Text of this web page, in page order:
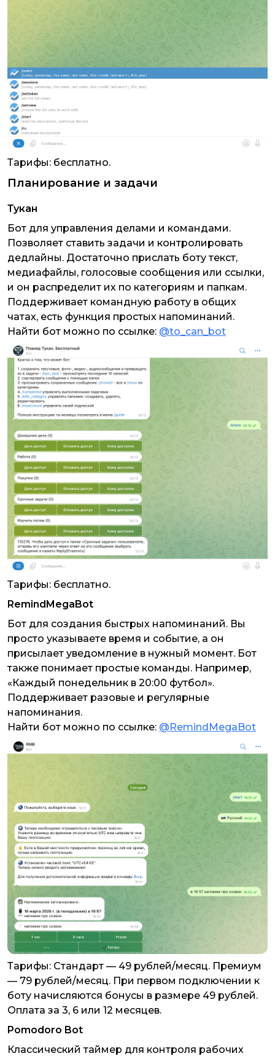
Тарифы: бесплатно.
Планирование и задачи
Тукан
Бот для управления делами и командами.
Позволяет ставить задачи и контролировать
дедлайны. Достаточно прислать боту текст,
медиафайлы, голосовые сообщения или ссылки,
и он распределит их по категориям и папкам.
Поддерживает командную работу в общих
чатах, есть функция простых напоминаний.
Найти бот можно по ссылке: @to_can_bot
Тарифы: бесплатно.
RemindMegaBot
Бот для создания быстрых напоминаний. Вы
просто указываете время и событие, а он
присылает уведомление в нужный момент. Бот
также понимает простые команды. Например,
«Каждый понедельник в 20:00 футбол».
Поддерживает разовые и регулярные
напоминания.
Найти бот можно по ссылке: @RemindMegaBot
Тарифы: Стандарт — 49 рублей/месяц. Премиум
— 79 рублей/месяц. При первом подключении к
боту начисляются бонусы в размере 49 рублей.
Оплата за 3, 6 или 12 месяцев.
Pomodoro Bot
Классический таймер для контроля рабочих